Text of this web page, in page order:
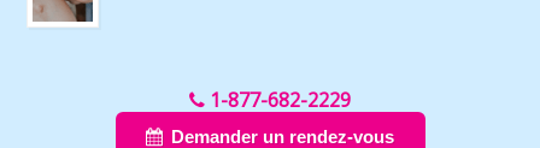
1-877-682-2229
Demander un rendez-vous